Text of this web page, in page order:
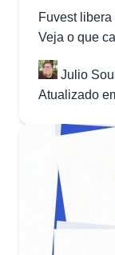
Fuvest
Veja o que
Julio
Atualizado